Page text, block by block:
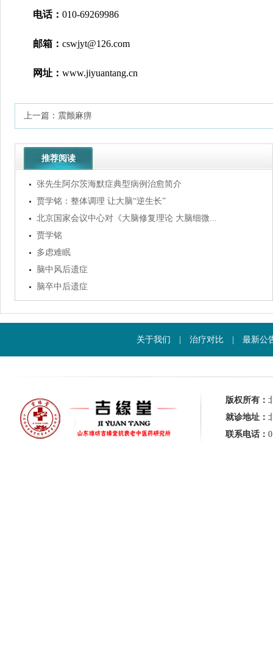
电话： 010-69269986
邮箱： cswjyt@126.com
网址： www.jiyuantang.cn
上一篇： 震颤麻痹
推荐阅读
张先生阿尔茨海默症典型病例治愈简介
贾学铭：整体调理 让大脑“逆生长”
北京国家会议中心对《大脑修复理论 大脑细微...
贾学铭
多虑难眠
脑中风后遗症
脑卒中后遗症
关于我们 治疗对比 最新公
版权所有：
就诊地址：
联系电话：